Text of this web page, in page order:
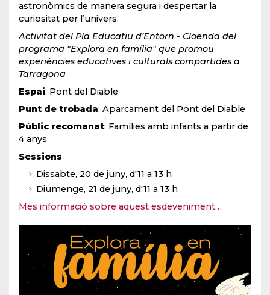
astronòmics de manera segura i despertar la
curiositat per l’univers.
Activitat del Pla Educatiu d’Entorn - Cloenda del
programa "Explora en família" que promou
experiències educatives i culturals compartides a
Tarragona
Espai: Pont del Diable
Punt de trobada: Aparcament del Pont del Diable
Públic recomanat: Famílies amb infants a partir de
4 anys
Sessions
Dissabte, 20 de juny, d'11 a 13 h
Diumenge, 21 de juny, d'11 a 13 h
Més informació sobre aquest esdeveniment…